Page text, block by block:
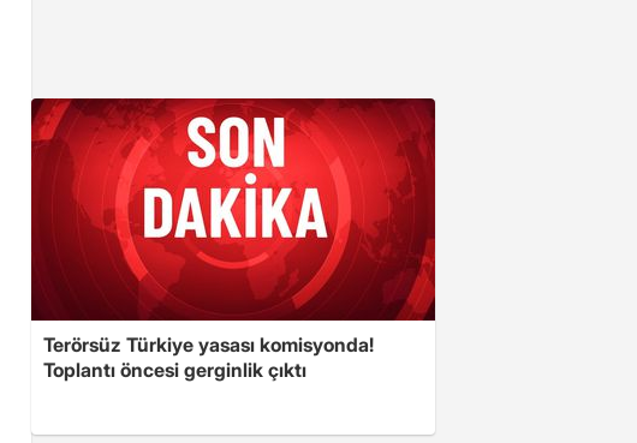
Terörsüz Türkiye yasası komisyonda!
Toplantı öncesi gerginlik çıktı